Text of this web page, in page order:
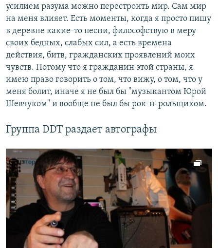
усилием разума можно перестроить мир. Сам мир
на меня влияет. Есть моменты, когда я просто пишу
в деревне какие-то песни, философствую в меру
своих бедных, слабых сил, а есть времена
действия, битв, гражданских проявлений моих
чувств. Потому что я гражданин этой страны, я
имею право говорить о том, что вижу, о том, что у
меня болит, иначе я не был бы "музыкантом Юрой
Шевчуком" и вообще не был бы рок-н-рольщиком.
Группа DDT раздает автографы